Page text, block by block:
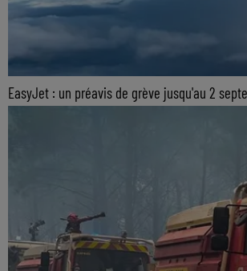
EasyJet : un préavis de grève jusqu'au 2